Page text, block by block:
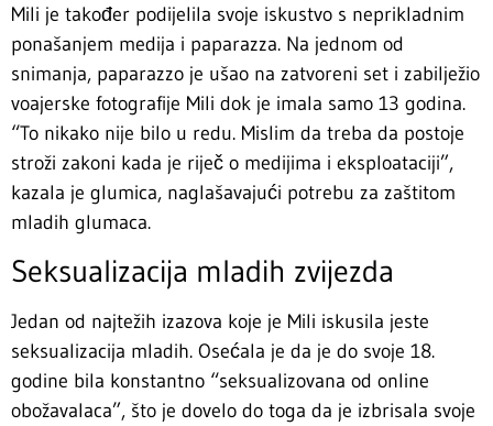
Mili je također podijelila svoje iskustvo s neprikladnim
ponašanjem medija i paparazza. Na jednom od
snimanja, paparazzo je ušao na zatvoreni set i zabilježio
voajerske fotografije Mili dok je imala samo 13 godina.
“To nikako nije bilo u redu. Mislim da treba da postoje
stroži zakoni kada je riječ o medijima i eksploataciji”,
kazala je glumica, naglašavajući potrebu za zaštitom
mladih glumaca.
Seksualizacija mladih zvijezda
Jedan od najtežih izazova koje je Mili iskusila jeste
seksualizacija mladih. Osećala je da je do svoje 18.
godine bila konstantno “seksualizovana od online
obožavalaca”, što je dovelo do toga da je izbrisala svoje